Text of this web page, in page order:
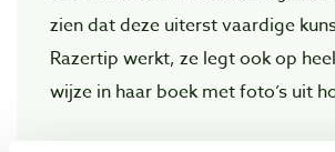
zien dat deze uiterst vaardige
Razertip werkt, ze legt ook op
wijze in haar boek met foto’s uit